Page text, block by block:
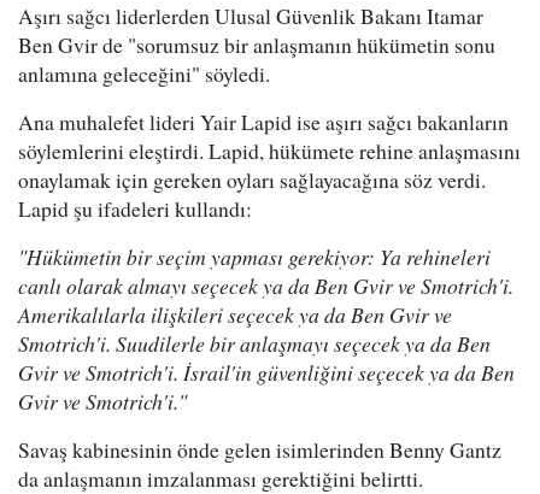
Aşırı sağcı liderlerden Ulusal Güvenlik Bakanı Itamar
Ben Gvir de "sorumsuz bir anlaşmanın hükümetin sonu
anlamına geleceğini" söyledi.
Ana muhalefet lideri Yair Lapid ise aşırı sağcı bakanların
söylemlerini eleştirdi. Lapid, hükümete rehine anlaşmasını
onaylamak için gereken oyları sağlayacağına söz verdi.
Lapid şu ifadeleri kullandı:
"Hükümetin bir seçim yapması gerekiyor: Ya rehineleri
canlı olarak almayı seçecek ya da Ben Gvir ve Smotrich'i.
Amerikalılarla ilişkileri seçecek ya da Ben Gvir ve
Smotrich'i. Suudilerle bir anlaşmayı seçecek ya da Ben
Gvir ve Smotrich'i. İsrail'in güvenliğini seçecek ya da Ben
Gvir ve Smotrich'i."
Savaş kabinesinin önde gelen isimlerinden Benny Gantz
da anlaşmanın imzalanması gerektiğini belirtti.